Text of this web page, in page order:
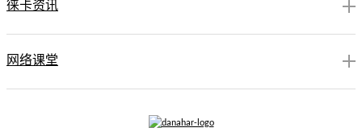
徕卡资讯
网络课堂